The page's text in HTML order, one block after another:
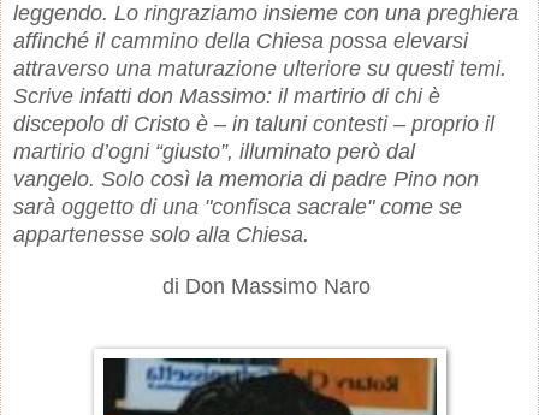
leggendo. Lo ringraziamo insieme con una preghiera
affinché il cammino della Chiesa possa elevarsi
attraverso una maturazione ulteriore su questi temi.
Scrive infatti don Massimo: il martirio di chi è
discepolo di Cristo è – in taluni contesti – proprio il
martirio d’ogni “giusto”, illuminato però dal
vangelo. Solo così la memoria di padre Pino non
sarà oggetto di una "confisca sacrale" come se
appartenesse solo alla Chiesa.
di Don Massimo Naro